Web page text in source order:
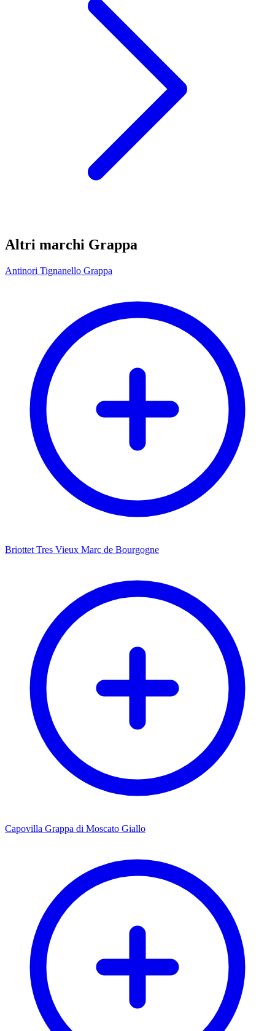
Altri marchi Grappa
Antinori Tignanello Grappa
Briottet Tres Vieux Marc de Bourgogne
Capovilla Grappa di Moscato Giallo